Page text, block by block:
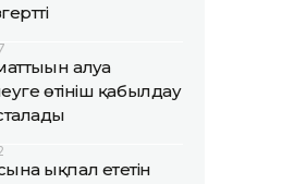
алуға
өтініш қабылдау
ықпал ететін